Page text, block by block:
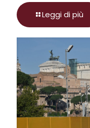
Leggi di più